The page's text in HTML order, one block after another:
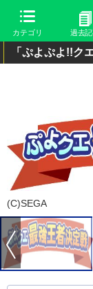
カテゴリ 過去
「ぷよぷよ!!ク
(C)SEGA